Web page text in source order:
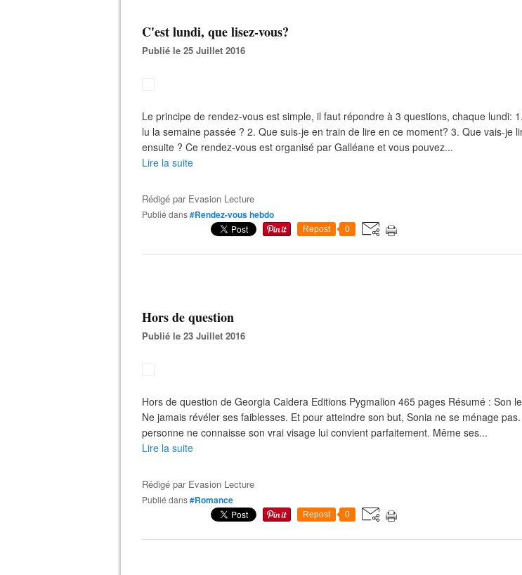
C'est lundi, que lisez-vous?
Publié le 25 Juillet 2016
Le principe de rendez-vous est simple, il faut répondre à 3 questions, chaque lundi:
lu la semaine passée ? 2. Que suis-je en train de lire en ce moment? 3. Que vais-je
ensuite ? Ce rendez-vous est organisé par Galléane et vous pouvez...
Lire la suite
Rédigé par Evasion Lecture
Publié dans#Rendez-vous hebdo
Repost 0
Hors de question
Publié le 23 Juillet 2016
Hors de question de Georgia Caldera Editions Pygmalion 465 pages Résumé : Son
Ne jamais révéler ses faiblesses. Et pour atteindre son but, Sonia ne se ménage
personne ne connaisse son vrai visage lui convient parfaitement. Même ses...
Lire la suite
Rédigé par Evasion Lecture
Publié dans#Romance
Repost 0